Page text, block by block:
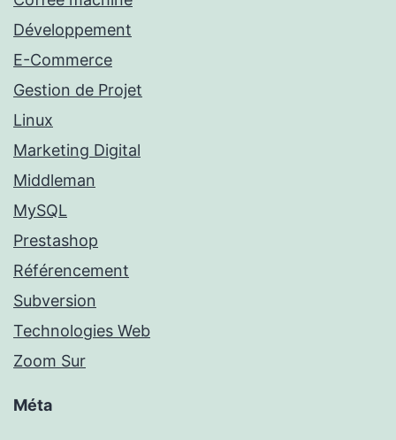
Développement
E-Commerce
Gestion de Projet
Linux
Marketing Digital
Middleman
MySQL
Prestashop
Référencement
Subversion
Technologies Web
Zoom Sur
Méta